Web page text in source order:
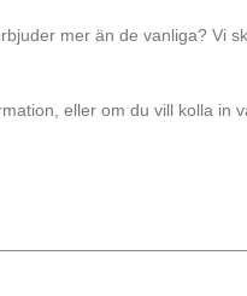
mer än de vanliga? Vi
eller om du vill kolla in